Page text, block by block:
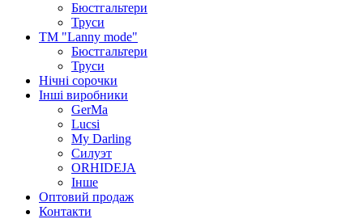
Бюстгальтери
Труси
ТМ "Lanny mode"
Бюстгальтери
Труси
Нічні сорочки
Інші виробники
GerMa
Lucsi
My Darling
Силуэт
ORHIDEJA
Інше
Оптовий продаж
Контакти